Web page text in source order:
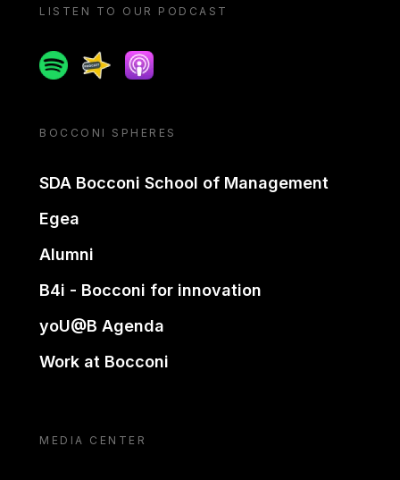
LISTEN TO OUR PODCAST
SpotifySpreakerApple podcast
BOCCONI SPHERES
SDA Bocconi School of Management
Egea
Alumni
B4i - Bocconi for innovation
yoU@B Agenda
Work at Bocconi
MEDIA CENTER